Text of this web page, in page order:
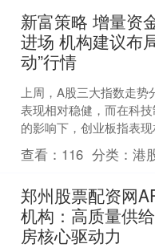
新富策略 增量资
进场 机构建议布
动”行情
上周，A股三大指数走势
表现相对稳健，而在科
的影响下，创业板指表
商策略展望报告显示，随
一个“超级央行周”....
查看： 116 分类：港
郑州股票配资网
机构：高质量供
房核心驱动力